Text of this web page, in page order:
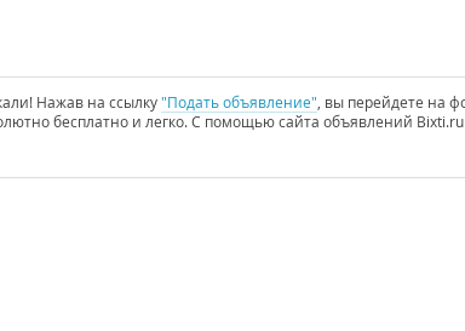
Нажав на ссылку"Подать объявление", вы перейдете на
бесплатно и легко. С помощью сайта объявлений